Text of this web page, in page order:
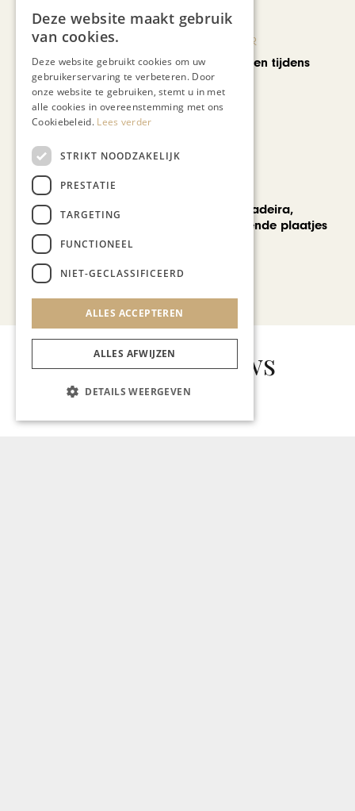
KUNST & CULTUUR
Wereldse beelden tijdens
Cultura Nova
Een week op Madeira,
voorbij de bekende plaatjes
Gerelateerd nieuws
Deze website maakt gebruik
van cookies.
Deze website gebruikt cookies om uw
gebruikerservaring te verbeteren. Door
onze website te gebruiken, stemt u in met
alle cookies in overeenstemming met ons
Cookiebeleid. Lees verder
STRIKT NOODZAKELIJK
PRESTATIE
TARGETING
FUNCTIONEEL
NIET-GECLASSIFICEERD
ALLES ACCEPTEREN
ALLES AFWIJZEN
DETAILS WEERGEVEN